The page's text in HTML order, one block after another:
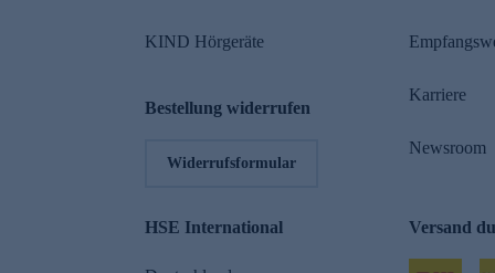
KIND Hörgeräte
Bestellung widerrufen
Widerrufsformular
Karriere
Newsroom
HSE International Versand